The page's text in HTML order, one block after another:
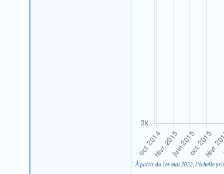
À partir du 1er mai 2022, l’échelle